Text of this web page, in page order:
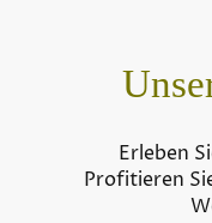
Erleben
Profitieren